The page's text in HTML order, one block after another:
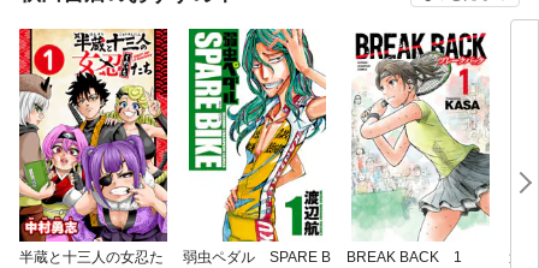
半蔵と十三人の女忍た
弱虫ペダル SPARE B
BREAK BACK 1
週